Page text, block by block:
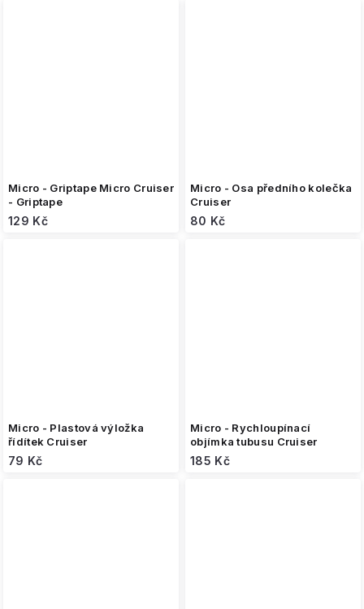
Micro - Griptape Micro Cruiser
- Griptape
129 Kč
Micro - Osa předního kolečka
Cruiser
80 Kč
Micro - Plastová výložka
řídítek Cruiser
79 Kč
Micro - Rychloupínací
objímka tubusu Cruiser
185 Kč